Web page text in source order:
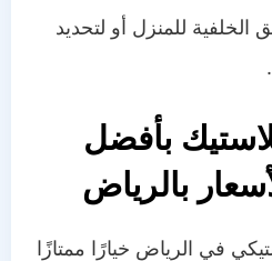
الخلفية للمنزل أو لتحديد
بأفضل
بالرياض
في الرياض خيارًا ممتازًا